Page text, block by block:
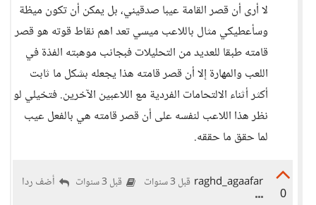
لا أرى أن قصر القامة عيبا صدقيني، بل يمكن أن تكون ميظة
وسأعطيكي مثال باللاعب ميسي تعد اهم نقاط قوته هو قصر
قامته طبقا للعديد من التحليلات فبجانب موهبته الفذة في
اللعب والمهارة إلا أن قصر قامته هذا يجعله بشكل ما ثابت
أكثر أثناء الالتحامات الفردية مع اللاعبين الآخرين. فتخيلي لو
نظر هذا اللاعب لنفسه على أن قصر قامته هي بالفعل عيب
لما حقق ما حققه.
0
raghd_agaafar قبل 3 سنوات قبل 3 سنوات أضف ردا